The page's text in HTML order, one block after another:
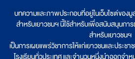
บทความและภาพประกอบที่อยู่ในเว็บไซต์ของ
สำหรับเยาวชนฯ นี้ใช้สำหรับเพื่อสนับสนุนก
สำหรับเยาวชนฯ
เป็นการเผยแพร่วิชาการให้แก่เยาวชนและประช
โรงเรียนทั่วประเทศ และจำนวนหนึ่งนำออกจำ